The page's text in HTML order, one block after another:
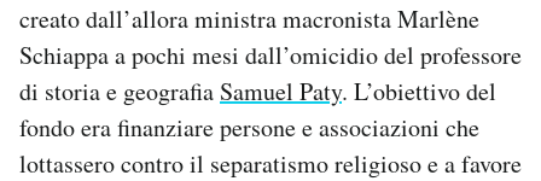
creato dall’allora ministra macronista Marlène
Schiappa a pochi mesi dall’omicidio del professore
di storia e geografia Samuel Paty. L’obiettivo del
fondo era finanziare persone e associazioni che
lottassero contro il separatismo religioso e a favore